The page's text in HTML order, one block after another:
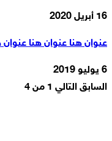
16 أبريل 2020
عنوان هنا عنوان هنا عنوان
6 يوليو 2019
السابق التالي 1 من 4